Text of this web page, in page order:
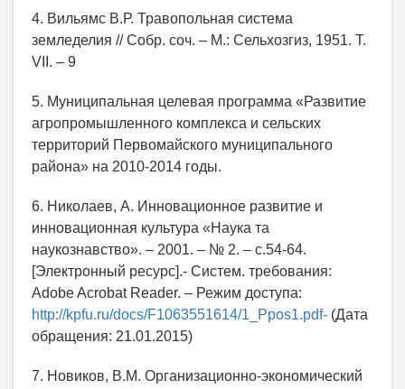
4. Вильямс В.Р. Травопольная система
земледелия // Собр. соч. – М.: Сельхозгиз, 1951. Т.
VII. – 9
5. Муниципальная целевая программа «Развитие
агропромышленного комплекса и сельских
территорий Первомайского муниципального
района» на 2010-2014 годы.
6. Николаев, А. Инновационное развитие и
инновационная культура «Наука та
наукознавство». – 2001. – № 2. – с.54-64.
[Электронный ресурс].- Систем. требования:
Adobe Acrobat Reader. – Режим доступа:
http://kpfu.ru/docs/F1063551614/1_Ppos1.pdf- (Дата
обращения: 21.01.2015)
7. Новиков, В.М. Организационно-экономический